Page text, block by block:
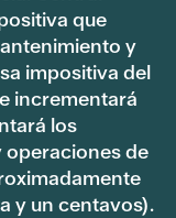
que
y
impositiva del
incrementará
los
operaciones de
y un centavos).